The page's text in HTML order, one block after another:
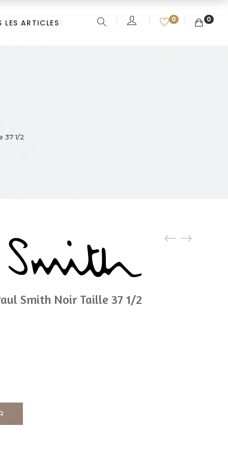
LES ARTICLES 0 0
37 1/2
Smith Noir Taille 37 1/2